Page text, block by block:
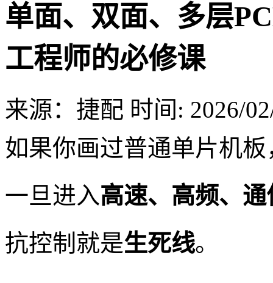
单面、双面、多层
工程师的必修课
来源：捷配 时间: 2026/
如果你画过普通单片机
一旦进入高速、高频、
抗控制就是生死线。